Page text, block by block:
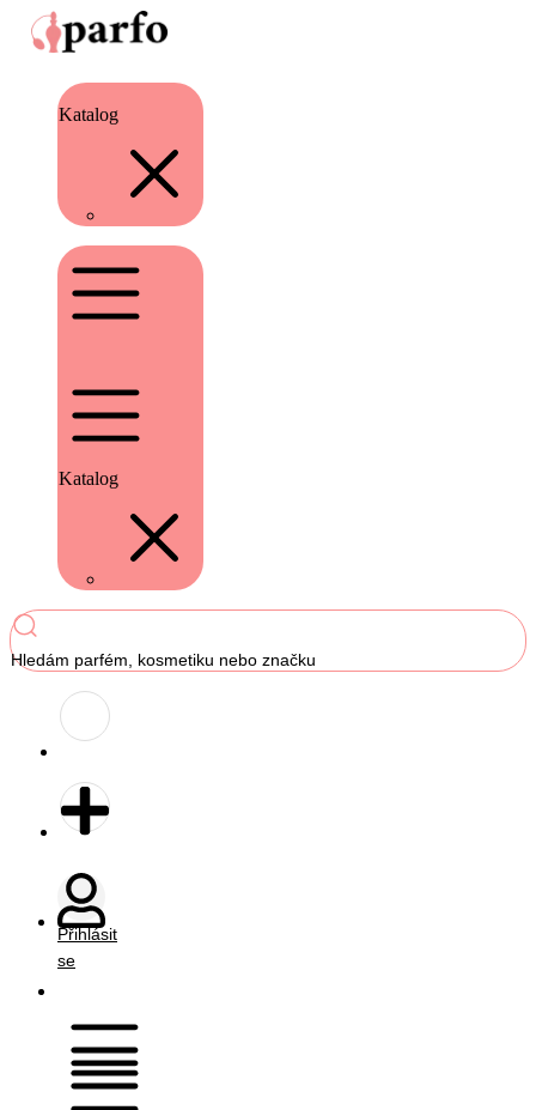
Katalog
Katalog
Hledám parfém, kosmetiku nebo značku
Přihlásit
se